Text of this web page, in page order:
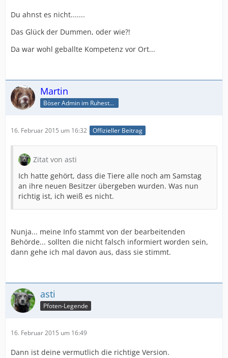
Du ahnst es nicht.......
Das Glück der Dummen, oder wie?!
Da war wohl geballte Kompetenz vor Ort...
Martin
Böser Admin im Ruhestand
16. Februar 2015 um 16:32 Offizieller Beitrag
Zitat von asti
Ich hatte gehört, dass die Tiere alle noch am Samstag
an ihre neuen Besitzer übergeben wurden. Was nun
richtig ist, ich weiß es nicht.
Nunja... meine Info stammt von der bearbeitenden
Behörde... sollten die nicht falsch informiert worden sein,
dann gehe ich mal davon aus, dass sie stimmt.
asti
Pfoten-Legende
16. Februar 2015 um 16:49
Dann ist deine vermutlich die richtige Version.